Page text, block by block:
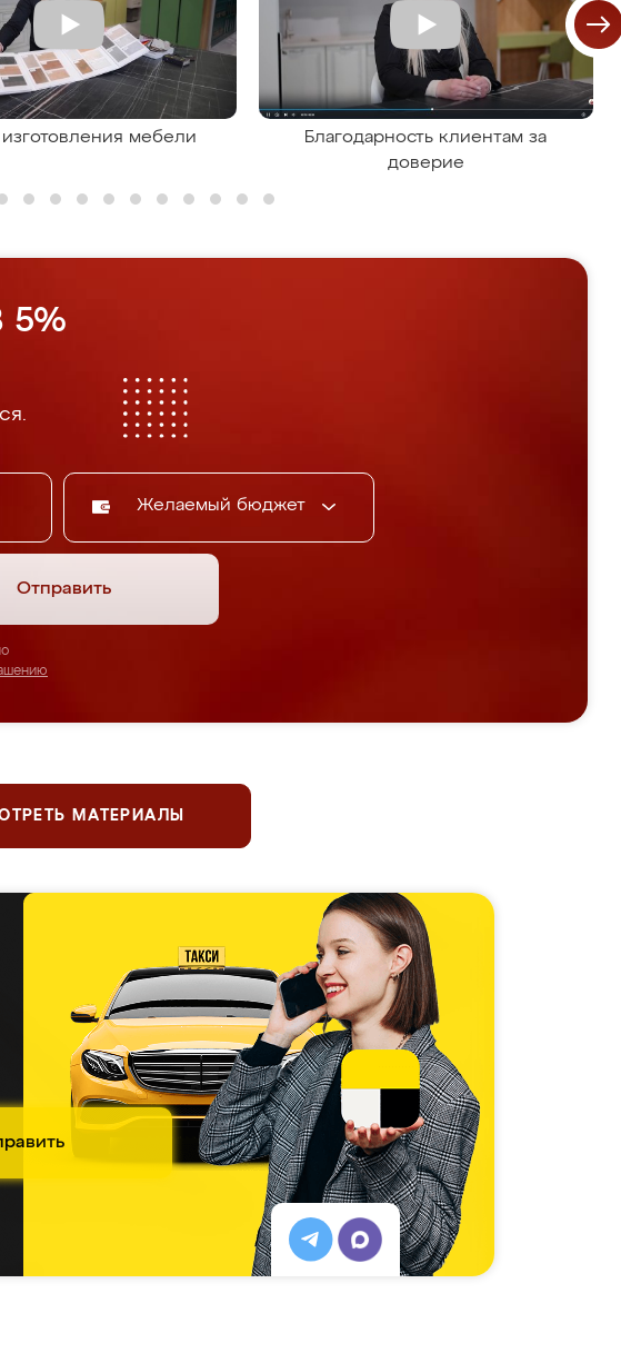
мебели
Благодарность клиентам за
доверие
Желаемый бюджет
Отправить
МАТЕРИАЛЫ